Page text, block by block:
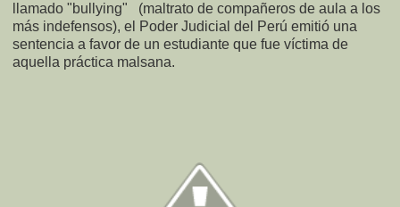
llamado "bullying" (maltrato de compañeros de aula a los
más indefensos), el Poder Judicial del Perú emitió una
sentencia a favor de un estudiante que fue víctima de
aquella práctica malsana.